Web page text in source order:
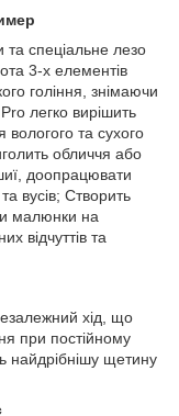
та спеціальне лезо
3-х елементів
гоління, знімаючи
легко вирішить
вологого та сухого
обличчя або
доопрацювати
вусів; Створить
малюнки на
відчуттів та
хід, що
при постійному
найдрібнішу щетину